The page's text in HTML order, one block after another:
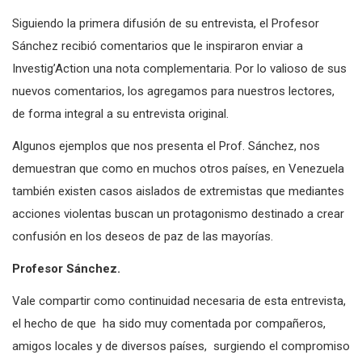
Siguiendo la primera difusión de su entrevista, el Profesor
Sánchez recibió comentarios que le inspiraron enviar a
Investig’Action una nota complementaria. Por lo valioso de sus
nuevos comentarios, los agregamos para nuestros lectores,
de forma integral a su entrevista original.
Algunos ejemplos que nos presenta el Prof. Sánchez, nos
demuestran que como en muchos otros países, en Venezuela
también existen casos aislados de extremistas que mediantes
acciones violentas buscan un protagonismo destinado a crear
confusión en los deseos de paz de las mayorías.
Profesor Sánchez.
Vale compartir como continuidad necesaria de esta entrevista,
el hecho de que ha sido muy comentada por compañeros,
amigos locales y de diversos países, surgiendo el compromiso